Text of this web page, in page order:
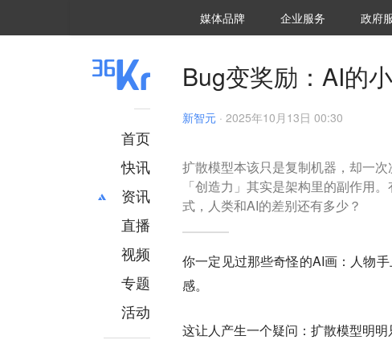
媒体品牌 36Kr研究院
企业服务 城市
政府
首页
快讯
资讯
推荐
财经
项目推荐
安徽
直播
视频
专题
活动
Bug变奖励：AI的
新智元 · 2025年10月13日 00:30
扩散模型本该只是复制机器，却一
「创造力」其实是架构里的副作用
式，人类和AI的差别还有多少？
你一定见过那些奇怪的AI画：人物
感。
这让人产生一个疑问：扩散模型明